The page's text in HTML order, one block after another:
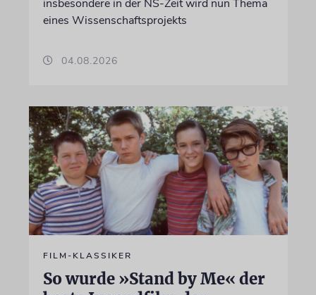
insbesondere in der NS-Zeit wird nun Thema
eines Wissenschaftsprojekts
04.08.2026
FILM-KLASSIKER
So wurde »Stand by Me« der